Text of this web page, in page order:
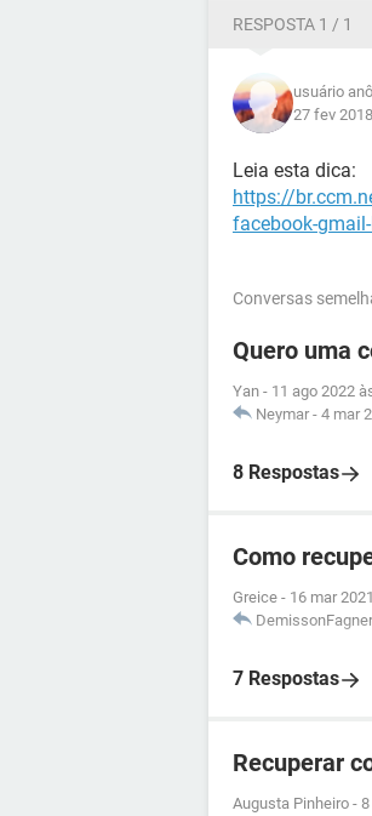
RESPOSTA 1 / 1
usuário
27 fev
Leia esta dica:
https://
facebook-
Conversas
Quero uma
Yan - 11 ago 2022
Neymar - 4 mar
8 Respostas
Como
Greice - 16 mar
DemissonFagner
7 Respostas
Recuperar
Augusta Pinheiro -